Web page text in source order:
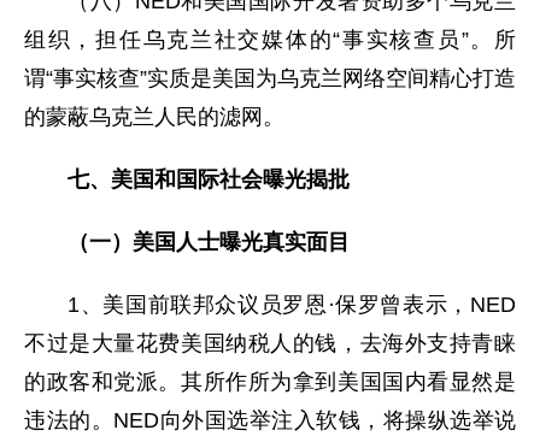
组织，担任乌克兰社交媒体的“事实核查员”。所
谓“事实核查”实质是美国为乌克兰网络空间精心打造
的蒙蔽乌克兰人民的滤网。
七、美国和国际社会曝光揭批
（一）美国人士曝光真实面目
1、美国前联邦众议员罗恩·保罗曾表示，NED
不过是大量花费美国纳税人的钱，去海外支持青睐
的政客和党派。其所作所为拿到美国国内看显然是
违法的。NED向外国选举注入软钱，将操纵选举说